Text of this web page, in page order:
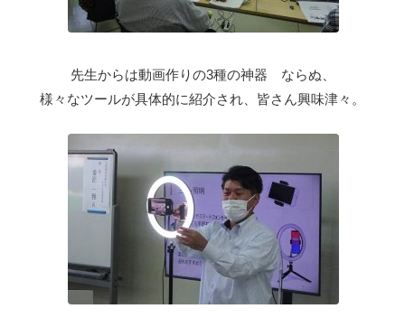
先生からは動画作りの3種の神器 ならぬ、
様々なツールが具体的に紹介され、皆さん興味津々。